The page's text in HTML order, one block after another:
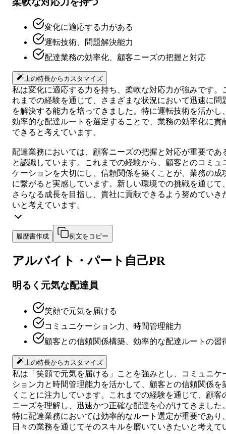
変化に適応する力がある
運転技術、問題解決能力
配達業務の効率化、顧客ニーズの把握と対応
上の特長からカスタマイズ
私は変化に適応する力を持ち、柔軟な対応力が強みです。
れまでの経験を通じて、さまざまな状況において迅速に問
を解決する能力を培ってきました。特に運転技術を活かし
効率的な配達ルートを選定することで、業務の効率化に貢
できると考えています。
配達業務においては、顧客ニーズの把握と対応が重要であ
と認識しています。これまでの経験から、顧客とのコミュ
ケーションを大切にし、信頼関係を築くことが、業務の成
に繋がると実感しています。新しい環境での挑戦を通じて
さらなる成長を目指し、貴社に貢献できるよう努めていき
いと考えています。
履歴書作成 例文をコピー
アルバイト・パート 自己PR
明るく元気な配達員
笑顔で元気を届ける
コミュニケーション力、時間管理能力
顧客との信頼関係構築、効率的な配達ルートの習
上の特長からカスタマイズ
私は「笑顔で元気を届ける」ことを強みとし、コミュニケ
ション力と時間管理能力を活かして、顧客との信頼関係を
くことに注力しています。これまでの経験を通じて、顧客
ニーズを理解し、迅速かつ正確な配達を心がけてきました
特に配達業務においては効率的なルート選定が重要であり
日々の業務を通じてそのスキルを磨いていきたいと考えて